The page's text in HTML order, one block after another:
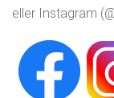
eller Instagram